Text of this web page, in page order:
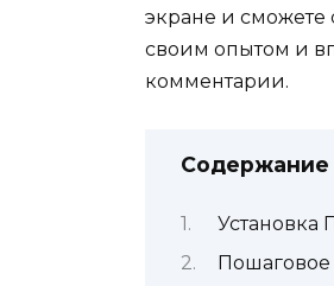
экране и сможете
своим опытом и
комментарии.
Содержание
Установка
Пошаговое